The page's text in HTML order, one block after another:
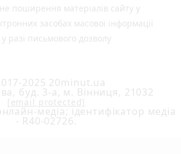
поширення матеріалів сайту у
засобах масової інформації
разі письмового дозволу
2025 20minut.ua
буд. 3-а, м. Вінниця, 21032
[email protected]
медіа; ідентифікатор медіа
- R40-02726.